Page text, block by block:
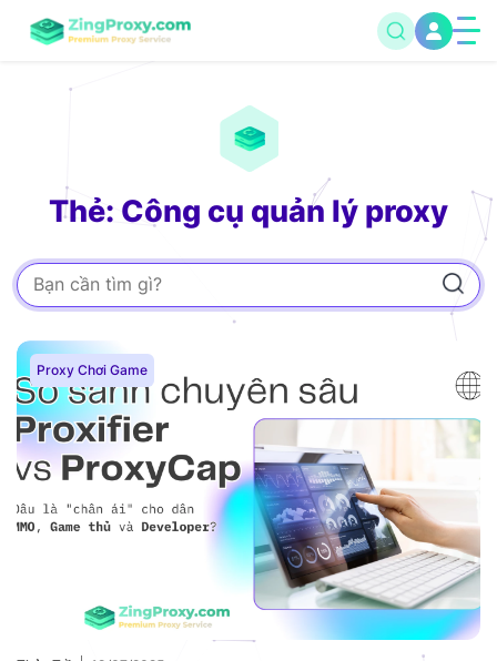
Thẻ: Công cụ quản lý proxy
Proxy Chơi Game